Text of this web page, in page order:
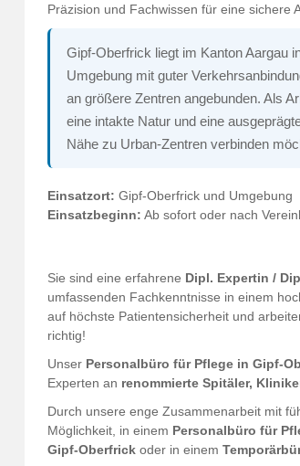
Präzision und Fachwissen für eine sichere
Gipf-Oberfrick liegt im Kanton Aargau
Umgebung mit guter
an größere Zentren angebunden. Als
eine intakte Natur und eine
Nähe zu Urban-Zentren verbinden
Einsatzort: Gipf-Oberfrick und Umgebung
Einsatzbeginn: Ab sofort oder nach
Sie sind eine erfahrene Dipl. Expertin /
umfassenden Fachkenntnisse in einem
auf höchste Patientensicherheit und
richtig!
Unser Personalbüro für Pflege in Gipf-
Experten an renommierte Spitäler,
Durch unsere enge Zusammenarbeit mit
Möglichkeit, in einem Personalbüro für
Gipf-Oberfrick oder in einem